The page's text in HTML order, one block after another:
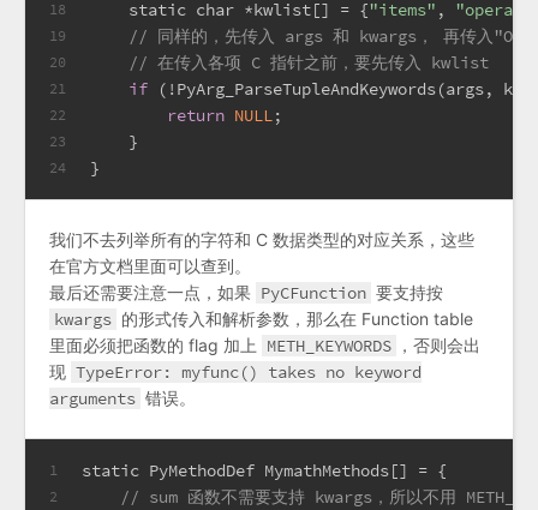
18
19
20
21
22
23
24
static char *kwlist[] = {"items" ,
// 同样的，先传入 args 和 kwargs， 再传入
// 在传入各项 C 指针之前，要先传入 kwlist
if (!PyArg_ParseTupleAndKeywords(args,
return NULL ;
    }
}
我们不去列举所有的字符和 C 数据类型的对应关系，这些
在官方文档里面可以查到。
最后还需要注意一点，如果 PyCFunction 要支持按
kwargs 的形式传入和解析参数，那么在 Function table
里面必须把函数的 flag 加上
METH_KEYWORDS ，否则会出
现 TypeError: myfunc() takes no keyword
arguments 错误。
1
2
static PyMethodDef MymathMethods[] = {
// sum 函数不需要支持 kwargs，所以不用